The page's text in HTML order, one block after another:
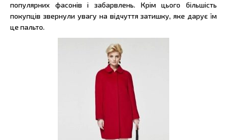
популярних фасонів і забарвлень. Крім цього більшість
покупців звернули увагу на відчуття затишку, яке дарує їм
це пальто.